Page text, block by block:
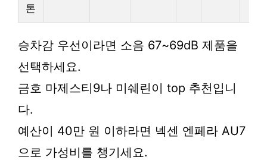
톤
승차감 우선이라면 소음 67~69dB 제품을
선택하세요.
금호 마제스티9나 미쉐린이 top 추천입니
다.
예산이 40만 원 이하라면 넥센 엔페라 AU7
으로 가성비를 챙기세요.